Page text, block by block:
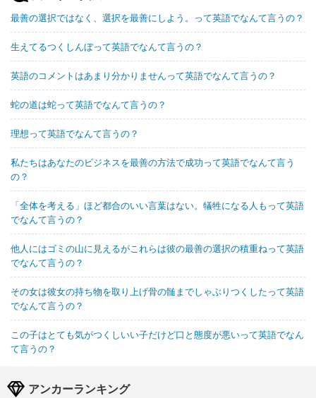
最善の選択ではなく、選択を最善にしよう。って英語でなんて言うの？
生えてるつくしんぼって英語でなんて言うの？
英語のコメントはあまり分かりませんって英語でなんて言うの？
蛇の道は蛇って英語でなんて言うの？
理想って英語でなんて言うの？
私たちはあなたのビジネスを最善の方法で成功って英語でなんて言う
の？
「全体を考える」ほど都合のいい言葉はない。犠牲になる人もって英語
でなんて言うの？
他人にはゴミの山に見えるがこれらは彼の最善の選択の積重ねって英語
でなんて言うの？
その女は彼女の持ち物を取り上げ骨の髄までしゃぶりつくしたって英語
でなんて言うの？
この子はとても気がつくしいい子だけど口と態度が悪いって英語でなん
て言うの？
アンカーランキング